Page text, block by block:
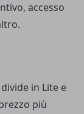
accesso
in Lite e
più